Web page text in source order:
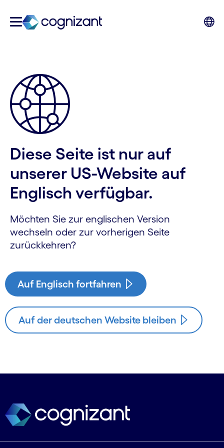
Diese Seite ist nur auf
unserer US-Website auf
Englisch verfügbar.
Möchten Sie zur englischen Version
wechseln oder zur vorherigen Seite
zurückkehren?
Auf Englisch fortfahren
Auf der deutschen Website bleiben